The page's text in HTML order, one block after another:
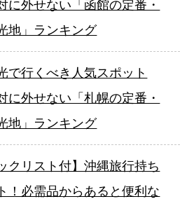
に外せない「函館の定番・
地」ランキング
で行くべき人気スポット
に外せない「札幌の定番・
地」ランキング
クリスト付】沖縄旅行持ち
！必需品からあると便利な